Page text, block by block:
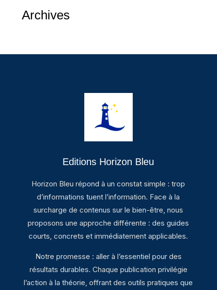
Archives
Editions Horizon Bleu
Horizon Bleu répond à un constat simple : trop
d’informations tuent l’information. Face à la
surcharge de contenus sur le bien-être, nous
proposons une approche différente : des guides
courts, concrets et immédiatement applicables.
Notre promesse : aller à l’essentiel pour des
résultats durables. Chaque publication privilégie
l’action à la théorie, offrant des outils pratiques que